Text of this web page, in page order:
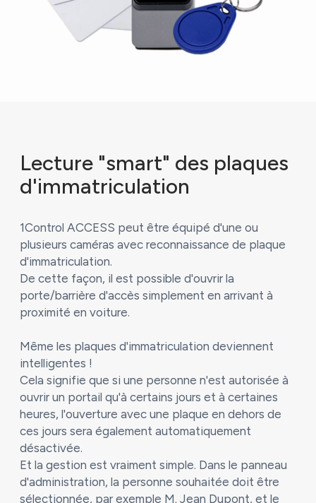
Lecture "smart" des plaques
d'immatriculation
1Control ACCESS peut être équipé d'une ou
plusieurs caméras avec reconnaissance de plaque
d'immatriculation.
De cette façon, il est possible d'ouvrir la
porte/barrière d'accès simplement en arrivant à
proximité en voiture.
Même les plaques d'immatriculation deviennent
intelligentes !
Cela signifie que si une personne n'est autorisée à
ouvrir un portail qu'à certains jours et à certaines
heures, l'ouverture avec une plaque en dehors de
ces jours sera également automatiquement
désactivée.
Et la gestion est vraiment simple. Dans le panneau
d'administration, la personne souhaitée doit être
sélectionnée, par exemple M. Jean Dupont, et le